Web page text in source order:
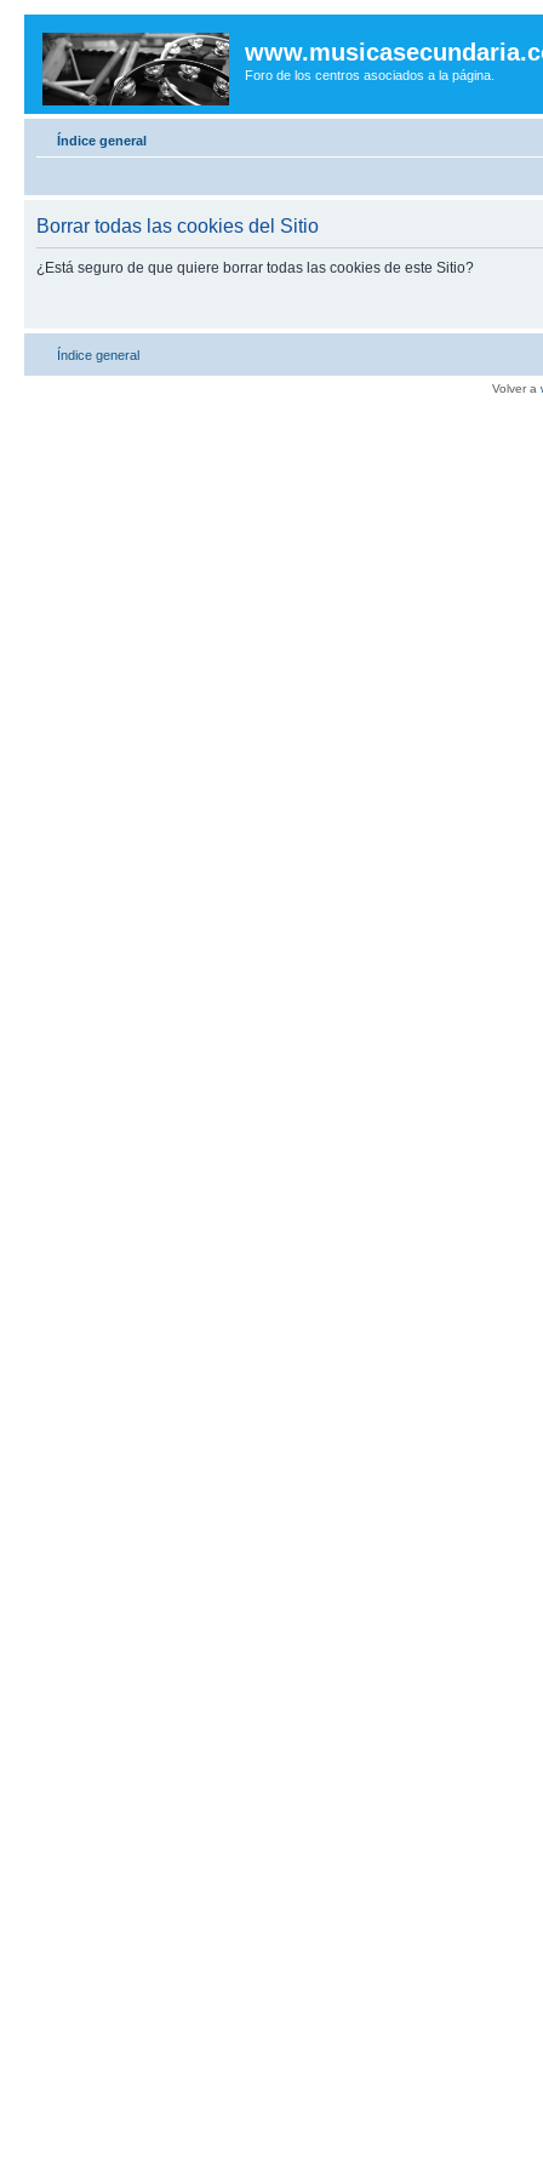
Foro de los centros asociados a la página.
Índice general
Borrar todas las cookies del Sitio
¿Está seguro de que quiere borrar todas las cookies de este Sitio?
Índice general
Volver a